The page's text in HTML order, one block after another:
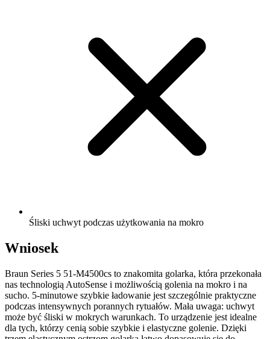
Śliski uchwyt podczas użytkowania na mokro
Wniosek
Braun Series 5 51-M4500cs to znakomita golarka, która przekonała
nas technologią AutoSense i możliwością golenia na mokro i na
sucho. 5-minutowe szybkie ładowanie jest szczególnie praktyczne
podczas intensywnych porannych rytuałów. Mała uwaga: uchwyt
może być śliski w mokrych warunkach. To urządzenie jest idealne
dla tych, którzy cenią sobie szybkie i elastyczne golenie. Dzięki